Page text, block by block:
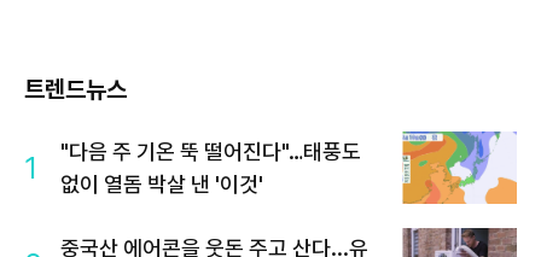
트렌드뉴스
1
"다음 주 기온 뚝 떨어진다"…태풍도
없이 열돔 박살 낸 '이것'
중국산 에어콘을 웃돈 주고 산다...유